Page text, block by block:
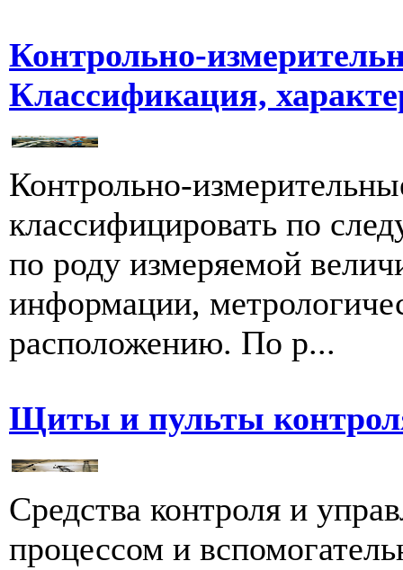
Контрольно-
Классификация,
Контрольно-
классифицировать по
по роду измеряемой
информации,
расположению. По р...
Щиты и пульты
Средства контроля и
процессом и